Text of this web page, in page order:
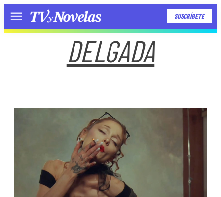
Menú SUSCRÍBETE
DELGADA